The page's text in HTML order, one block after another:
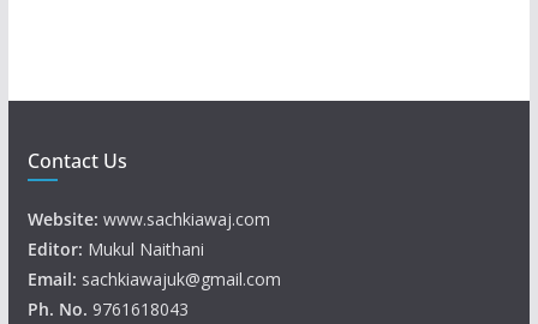
Contact Us
Website: www.sachkiawaj.com
Editor: Mukul Naithani
Email: sachkiawajuk@gmail.com
Ph. No. 9761618043